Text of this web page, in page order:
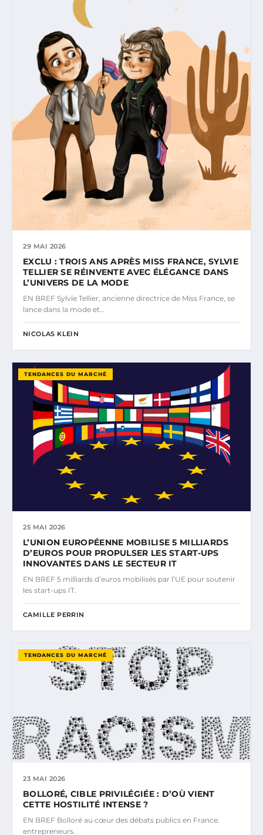
29 MAI 2026
EXCLU : TROIS ANS APRÈS MISS FRANCE, SYLVIE
TELLIER SE RÉINVENTE AVEC ÉLÉGANCE DANS
L’UNIVERS DE LA MODE
EN BREF Sylvie Tellier, ancienne directrice de Miss France, se
lance dans la mode et…
NICOLAS KLEIN
TENDANCES DU MARCHÉ
25 MAI 2026
L’UNION EUROPÉENNE MOBILISE 5 MILLIARDS
D’EUROS POUR PROPULSER LES START-UPS
INNOVANTES DANS LE SECTEUR IT
EN BREF 5 milliards d’euros mobilisés par l’UE pour soutenir
les start-ups IT.
CAMILLE PERRIN
TENDANCES DU MARCHÉ
23 MAI 2026
BOLLORÉ, CIBLE PRIVILÉGIÉE : D’OÙ VIENT
CETTE HOSTILITÉ INTENSE ?
EN BREF Bolloré au cœur des débats publics en France.
entrepreneurs.